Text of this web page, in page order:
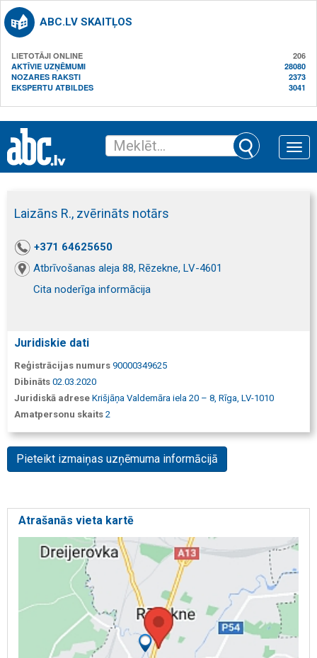
ABC.LV SKAITĻOS
LIETOTĀJI ONLINE
206
AKTĪVIE UZŅĒMUMI
28080
NOZARES RAKSTI
2373
EKSPERTU ATBILDES
3041
Toggle
Laizāns R., zvērināts notārs
+371 64625650
Atbrīvošanas aleja 88, Rēzekne, LV-4601
Cita noderīga informācija
Juridiskie dati
Reģistrācijas numurs 90000349625
Dibināts 02.03.2020
Juridiskā adrese Krišjāņa Valdemāra iela 20 – 8, Rīga, LV-1010
Amatpersonu skaits 2
Pieteikt izmaiņas uzņēmuma informācijā
Atrašanās vieta kartē